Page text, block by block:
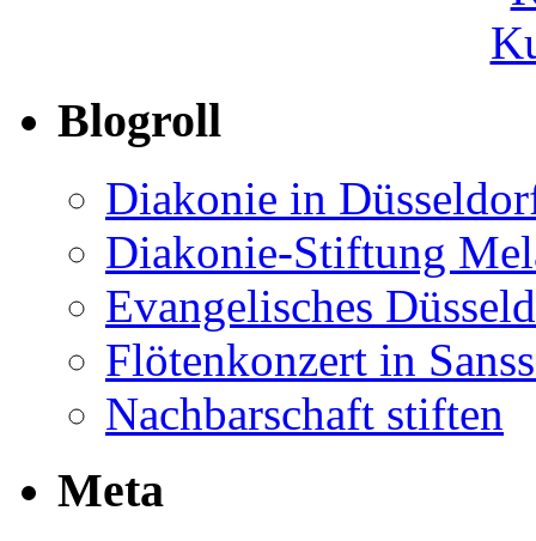
Blogroll
Diakonie in
Diakonie-Stiftung
Evangelisches
Flötenkonzert in
Nachbarschaft stiften
Meta